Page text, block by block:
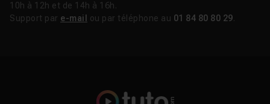
10h à 12h et de 14h à 16h.
Support par e-mail ou par téléphone au 01 84 80 80 29